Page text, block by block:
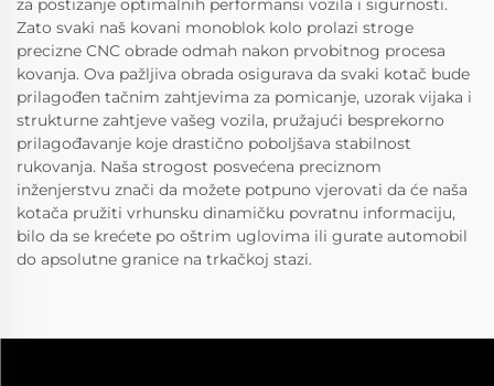
za postizanje optimalnih performansi vozila i sigurnosti.
Zato svaki naš kovani monoblok kolo prolazi stroge
precizne CNC obrade odmah nakon prvobitnog procesa
kovanja. Ova pažljiva obrada osigurava da svaki kotač bude
prilagođen tačnim zahtjevima za pomicanje, uzorak vijaka i
strukturne zahtjeve vašeg vozila, pružajući besprekorno
prilagođavanje koje drastično poboljšava stabilnost
rukovanja. Naša strogost posvećena preciznom
inženjerstvu znači da možete potpuno vjerovati da će naša
kotača pružiti vrhunsku dinamičku povratnu informaciju,
bilo da se krećete po oštrim uglovima ili gurate automobil
do apsolutne granice na trkačkoj stazi.